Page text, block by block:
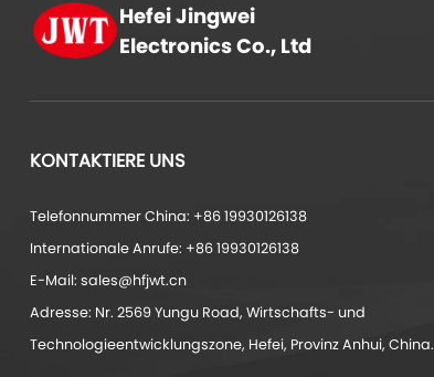
Hefei Jingwei
Electronics Co., Ltd
KONTAKTIERE UNS
Telefonnummer China: +86 19930126138
Internationale Anrufe: +86 19930126138
E-Mail: sales@hfjwt.cn
Adresse: Nr. 2569 Yungu Road, Wirtschafts- und
Technologieentwicklungszone, Hefei, Provinz Anhui, China.